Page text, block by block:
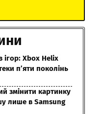
ігор: Xbox Helix
п’яти поколінь
змінити картинку
лише в Samsung